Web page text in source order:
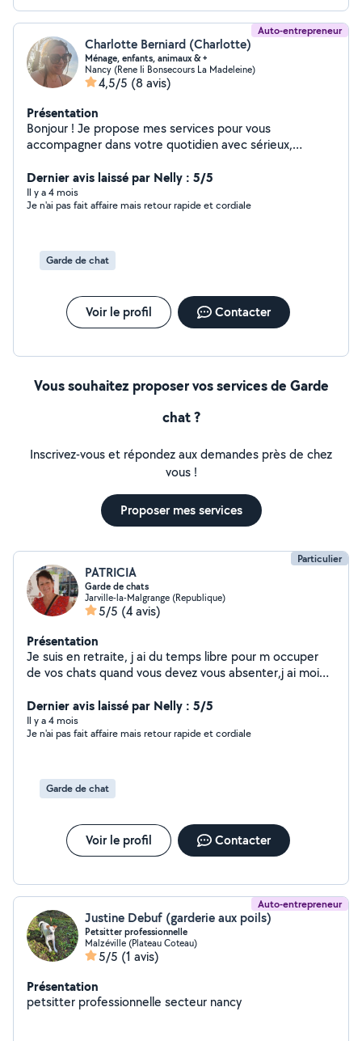
Auto-entrepreneur
Charlotte Berniard (Charlotte)
Ménage, enfants, animaux & +
Nancy (Rene Ii Bonsecours La Madeleine)
4,5/5 (8 avis)
Présentation
Bonjour ! Je propose mes services pour vous
accompagner dans votre quotidien avec sérieux,
particuliers ou entreprises *Garde d'enfants (expérience
de maman) *Garde d'animaux (visite, promenade, soins)
*Aide à domicile et aux courses *Soutien ponctuel ou
contraintes Fiable, discrète, organisée et à l'écoute
N'hésitez pas à me contacter pour en discuter ou pour
Dernier avis laissé par Nelly : 5/5
Il y a 4 mois
Je n'ai pas fait affaire mais retour rapide et cordiale
Garde de chat
Voir le profil Contacter
Vous souhaitez proposer vos services de Garde
chat ?
Inscrivez-vous et répondez aux demandes près de chez
vous !
Proposer mes services
Particulier
PATRICIA
Garde de chats
Jarville-la-Malgrange (Republique)
5/5 (4 avis)
Présentation
Je suis en retraite, j ai du temps libre pour m occuper
de vos chats quand vous devez vous absenter,j ai moi
Dernier avis laissé par Nelly : 5/5
Il y a 4 mois
Je n'ai pas fait affaire mais retour rapide et cordiale
Garde de chat
Voir le profil Contacter
Auto-entrepreneur
Justine Debuf (garderie aux poils)
Petsitter professionnelle
Malzéville (Plateau Coteau)
5/5 (1 avis)
Présentation
petsitter professionnelle secteur nancy